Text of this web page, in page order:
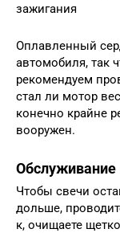
зажигания
Оплавленный
автомобиля, так
рекомендуем
стал ли мотор
конечно крайне
вооружен.
Обслуживание
Чтобы свечи
дольше,
к, очищаете